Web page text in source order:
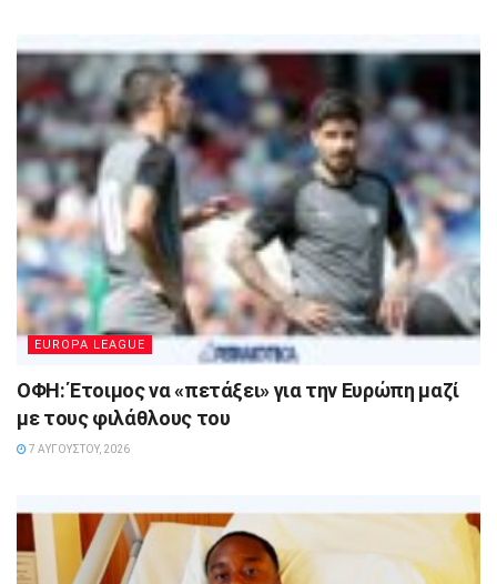
EUROPA LEAGUE
ΟΦΗ: Έτοιμος να «πετάξει» για την Ευρώπη μαζί
με τους φιλάθλους του
7 ΑΥΓΟΎΣΤΟΥ, 2026